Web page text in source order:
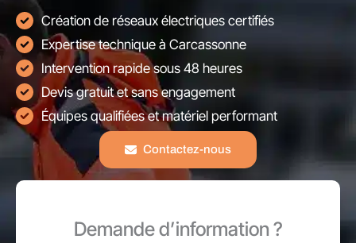
Création de réseaux électriques certifiés
Expertise technique à Carcassonne
Intervention rapide sous 48 heures
Devis gratuit et sans engagement
Équipes qualifiées et matériel performant
Contactez-nous
Demande d’information ?